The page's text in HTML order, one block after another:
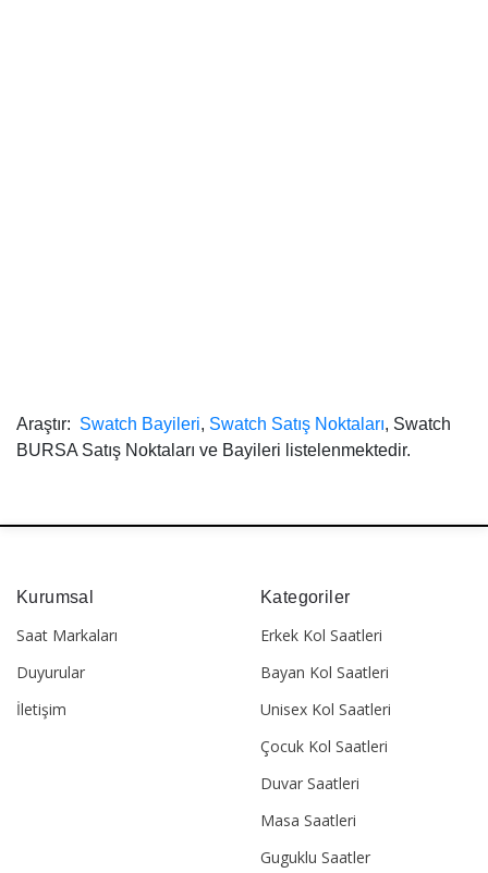
Araştır: Swatch Bayileri, Swatch Satış Noktaları, Swatch
BURSA Satış Noktaları ve Bayileri listelenmektedir.
Kurumsal
Saat Markaları
Duyurular
İletişim
Kategoriler
Erkek Kol Saatleri
Bayan Kol Saatleri
Unisex Kol Saatleri
Çocuk Kol Saatleri
Duvar Saatleri
Masa Saatleri
Guguklu Saatler